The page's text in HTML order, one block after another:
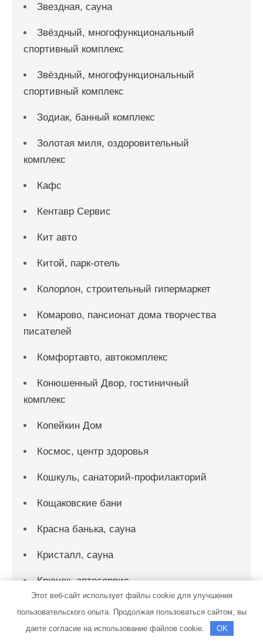
Звездная, сауна
Звёздный, многофункциональный
спортивный комплекс
Звёздный, многофункциональный
спортивный комплекс
Зодиак, банный комплекс
Золотая миля, оздоровительный
комплекс
Кафс
Кентавр Сервис
Кит авто
Китой, парк-отель
Колорлон, строительный гипермаркет
Комарово, пансионат дома творчества
писателей
Комфортавто, автокомплекс
Конюшенный Двор, гостиничный
комплекс
Копейкин Дом
Космос, центр здоровья
Кошкуль, санаторий-профилакторий
Кощаковские бани
Красна банька, сауна
Кристалл, сауна
Крючек, автосервис
Ксилема, производственно-торговая
Этот веб-сайт использует файлы cookie для улучшения
пользовательского опыта. Продолжая пользоваться сайтом, вы
даете согласие на использование файлов cookie.
OK